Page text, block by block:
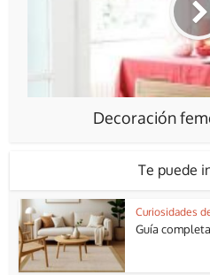
Decoración
Te puede
Curiosidades
Guía